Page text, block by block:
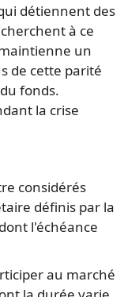
détiennent des
à ce
un
de cette parité
fonds.
la crise
considérés
définis par la
l'échéance
au marché